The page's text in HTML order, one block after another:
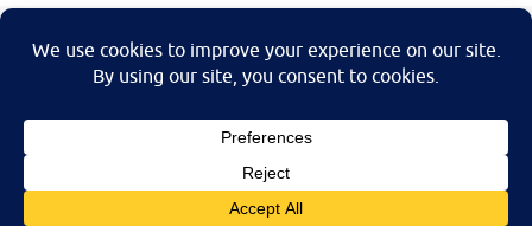
L'escale Normande
1 la bufferie
50320 Saint Jean des Champs
06 48 44 03 74